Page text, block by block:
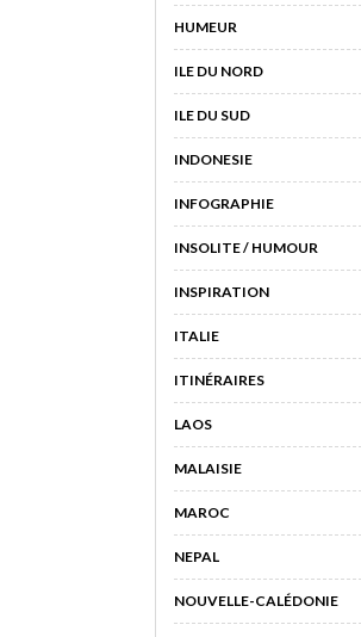
HUMEUR
ILE DU NORD
ILE DU SUD
INDONESIE
INFOGRAPHIE
INSOLITE / HUMOUR
INSPIRATION
ITALIE
ITINÉRAIRES
LAOS
MALAISIE
MAROC
NEPAL
NOUVELLE-CALÉDONIE